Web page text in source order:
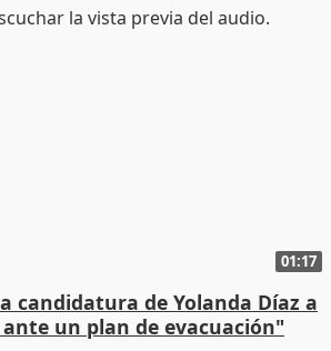
01:17
candidatura de Yolanda Díaz a
ante un plan de evacuación"